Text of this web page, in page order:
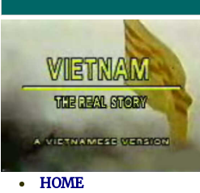
HOME